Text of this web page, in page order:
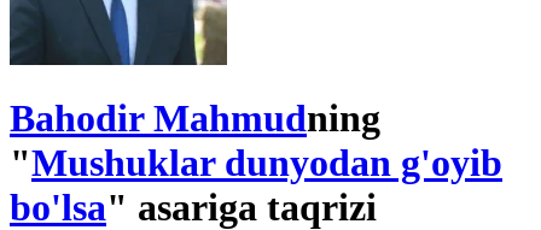
Bahodir Mahmudning
"Mushuklar dunyodan g'oyib
bo'lsa" asariga taqrizi